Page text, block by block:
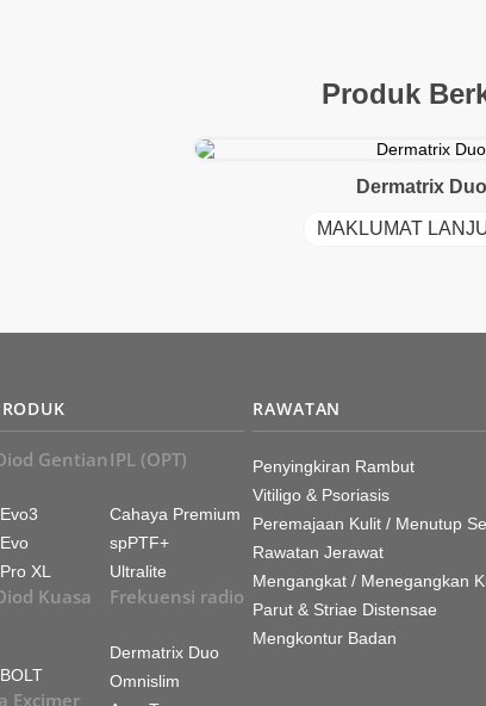
Produk
Dermatrix Duo
MAKLUMAT
Gentian
XL
Kuasa
Excimer
IPL (OPT)
Cahaya Premium
spPTF+
Ultralite
Frekuensi radio
Dermatrix Duo
Omnislim
RAWATAN
Penyingkiran Rambut
Vitiligo & Psoriasis
Peremajaan Kulit / Menutup
Rawatan Jerawat
Mengangkat / Menegangkan
Parut & Striae Distensae
Mengkontur Badan